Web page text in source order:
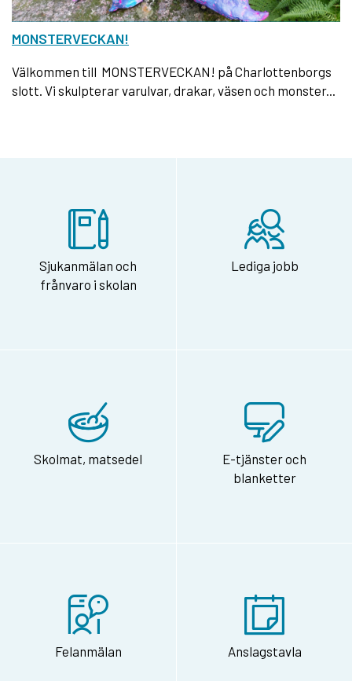
MONSTERVECKAN!
Välkommen till MONSTERVECKAN! på Charlottenborgs
slott. Vi skulpterar varulvar, drakar, väsen och monster...
Sjukanmälan och
frånvaro i skolan
Lediga jobb
Skolmat, matsedel
E-tjänster och
blanketter
Felanmälan Anslagstavla